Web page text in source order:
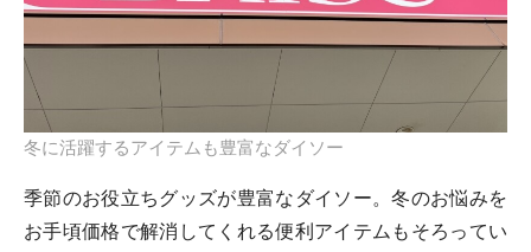
冬に活躍するアイテムも豊富なダイソー
季節のお役立ちグッズが豊富なダイソー。冬のお悩みを
お手頃価格で解消してくれる便利アイテムもそろってい